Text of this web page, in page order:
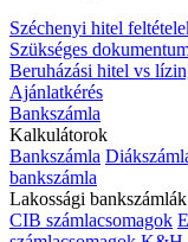
Széchenyi hitel
Szükséges
Beruházási hitel vs
Ajánlatkérés
Bankszámla
Kalkulátorok
Bankszámla
bankszámla
Lakossági bankszámlák
CIB számlacsomagok